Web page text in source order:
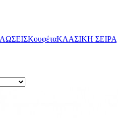
ΚουφέταΚΛΑΣΙΚΗ ΣΕΙΡΑ